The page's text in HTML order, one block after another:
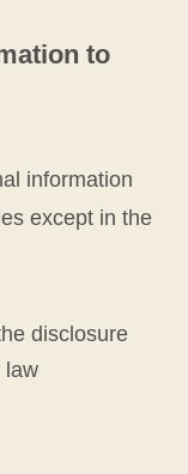
to
information
except in the
disclosure
law